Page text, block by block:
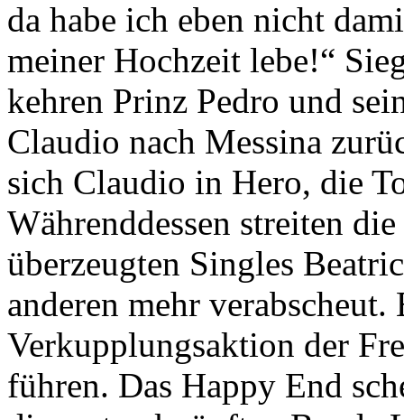
da habe ich eben nicht
meiner Hochzeit lebe!“
kehren Prinz Pedro und
Claudio nach Messina
sich Claudio in Hero, die
Währenddessen streiten
überzeugten Singles
anderen mehr
Verkupplungsaktion der
führen. Das Happy End